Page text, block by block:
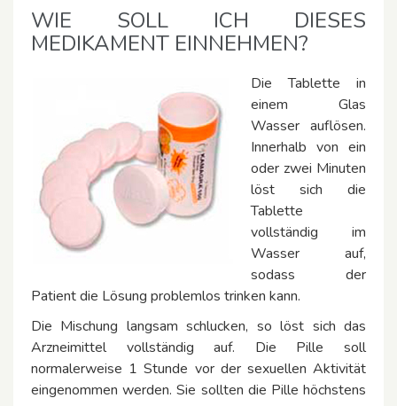
WIE SOLL ICH DIESES
MEDIKAMENT EINNEHMEN?
Die Tablette in
einem Glas
Wasser auflösen.
Innerhalb von ein
oder zwei Minuten
löst sich die
Tablette
vollständig im
Wasser auf,
sodass der
Patient die Lösung problemlos trinken kann.
Die Mischung langsam schlucken, so löst sich das
Arzneimittel vollständig auf. Die Pille soll
normalerweise 1 Stunde vor der sexuellen Aktivität
eingenommen werden. Sie sollten die Pille höchstens